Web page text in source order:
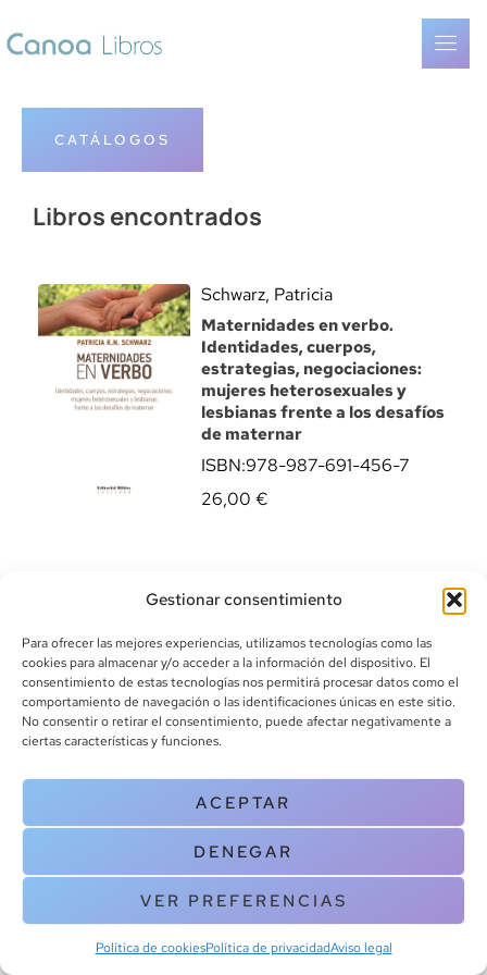
Gestionar consentimiento
Para ofrecer las mejores experiencias, utilizamos tecnologías como las
cookies para almacenar y/o acceder a la información del dispositivo. El
consentimiento de estas tecnologías nos permitirá procesar datos como el
comportamiento de navegación o las identificaciones únicas en este sitio.
No consentir o retirar el consentimiento, puede afectar negativamente a
ciertas características y funciones.
ACEPTAR
DENEGAR
VER PREFERENCIAS
Política de cookiesPolítica de privacidadAviso legal
CATÁLOGOS
Libros encontrados
Schwarz, Patricia
Maternidades en verbo.
Identidades, cuerpos,
estrategias, negociaciones:
mujeres heterosexuales y
lesbianas frente a los desafíos
de maternar
ISBN:978-987-691-456-7
26,00 €
info@canoalibros.com
pedidos@canoalibros.com
+34 934 242 391
Copyright © 2025 Canoa Libros. All Rights Reserved |
cookies
| Aviso legal
| Contacto